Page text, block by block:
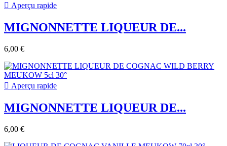
 Aperçu rapide
MIGNONNETTE LIQUEUR DE...
6,00 €
 Aperçu rapide
MIGNONNETTE LIQUEUR DE...
6,00 €